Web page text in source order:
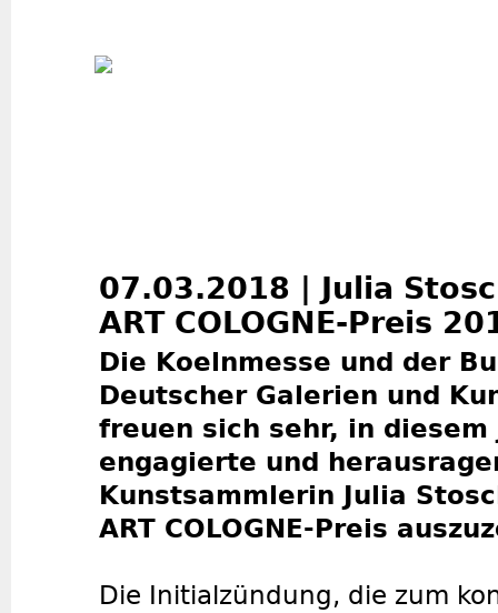
07.03.2018 | Julia
ART COLOGNE-Preis
Die Koelnmesse und der
Deutscher Galerien und
freuen sich sehr, in diesem
engagierte und
Kunstsammlerin Julia
ART COLOGNE-Preis
Die Initialzündung, die zum